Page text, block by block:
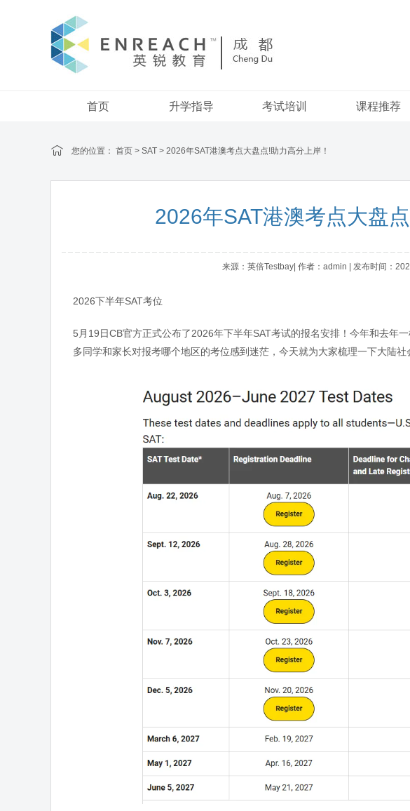
首页 升学指导 考试培训 课程推荐
您的位置： 首页 > SAT > 2026年SAT港澳考点大盘点!助力高分上岸！
2026年SAT港澳考点大盘
来源：英倍Testbay| 作者：admin | 发布时间：
2026下半年SAT考位
5月19日CB官方正式公布了2026年下半年SAT考试的报名安排！今年和去年
多同学和家长对报考哪个地区的考位感到迷茫，今天就为大家梳理一下大陆社